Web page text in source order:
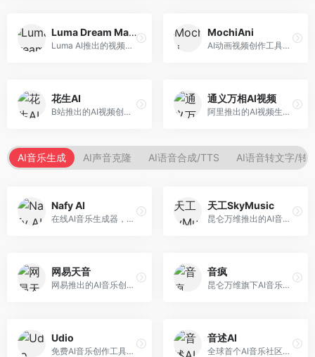
Luma Dream Machine
Luma AI推出的视频生成工具，专注于高质量视频创作。面向影视创作者和内容生产者，支持文生视频、图生视频，视频质量高，物理运动流畅自然。
MochiAni
AI动画视频创作工具，专注于动画内容生成。面向动画创作者和二次元内容生产者，支持动画风格视频生成，动画效果流畅，适合动漫内容创作。
花生AI
B站推出的AI视频创作工具，专注于短视频内容生成。面向B站创作者，支持视频生成、视频编辑等功能，与B站平台深度整合，创作效率高。
通义万相AI视频
阿里推出的AI视频生成服务，整合图像与视频创作能力。面向电商和营销从业者，支持商品视频生成、营销视频制作等服务，商业应用场景丰富。
AI音乐生成 AI声音克隆 AI语音合成/TTS AI语音转文字/转
Nafy AI
在线AI音乐生成器，专注于快速音乐创作。面向内容创作者，支持多种风格音乐生成，操作简便，生成速度快，适合快速配乐需求。
天工SkyMusic
昆仑万维推出的AI音乐创作平台，基于天工大模型。面向音乐创作者，支持歌词生成、旋律创作、音乐编曲等服务，中文音乐创作能力强。
网易天音
网易推出的AI音乐创作工具，支持作词、作曲与编曲。面向音乐爱好者和独立音乐人，提供歌词生成、旋律创作、编曲制作等服务，与网易云音乐生态深度整合。
音疯
昆仑万维旗下AI音乐创作平台，专注于音乐内容生成。面向音乐爱好者和内容创作者，提供多种风格音乐生成，操作简便，创作速度快。
Udio
免费AI音乐创作工具，专注于高质量音乐生成。面向音乐创作者和内容制作者，支持多种音乐风格生成，音质专业，创作自由度高，适合专业音乐制作场景。
音述AI
全球首个AI音乐社区平台，整合创作与分享功能。面向音乐创作者和爱好者，提供音乐创作、作品分享、社区交流等服务，社区氛围活跃。